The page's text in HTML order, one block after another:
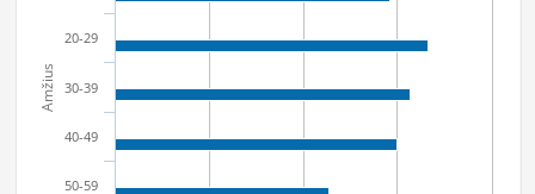
Amžius
20-29
30-39
40-49
50-59